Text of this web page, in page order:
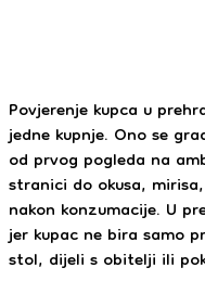
Povjerenje kupca u
jedne kupnje. Ono se
od prvog pogleda na
stranici do okusa,
nakon konzumacije. U
jer kupac ne bira samo
stol, dijeli s obitelji ili